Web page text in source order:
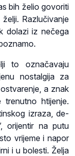
bih želio govoriti
Razlučivanje
dolazi iz nečega
to označavaju
nostalgija za
a znak
htijenje.
izraza, de-
orijentir na putu
vrijeme i napor
i u bolesti. Želja